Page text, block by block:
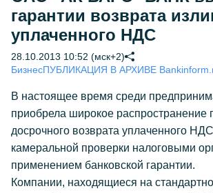
гарантии возврата
уплаченного НДС
28.10.2013 10:52 (мск+2)
БизнесПУБЛИКАЦИЯ В АРХИВЕ
В настоящее время среди
приобрела широкое распространение
досрочного возврата уплаченного
камеральной проверки налоговыми
применением банковской гарантии.
Компании, находящиеся на